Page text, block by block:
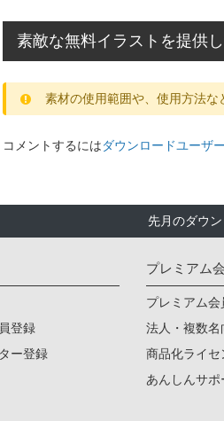
素敵な無料イラストを提供
素材の使用範囲や、使用方法
コメントするにはダウンロードユーザ
先月のダウ
登録
ー登録
プレミアム
プレミアム会
法人・複数名
商品化ライセ
あんしんサポ